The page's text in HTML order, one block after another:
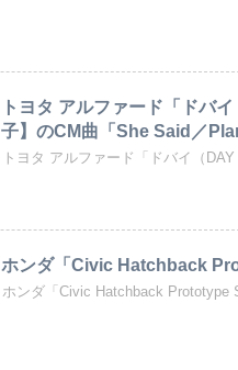
トヨタ アルファード「ドバ
子】のCM曲「She Said／
トヨタ アルファード「ドバイ（
ホンダ「Civic Hatchback
ホンダ「Civic Hatchback Prototype